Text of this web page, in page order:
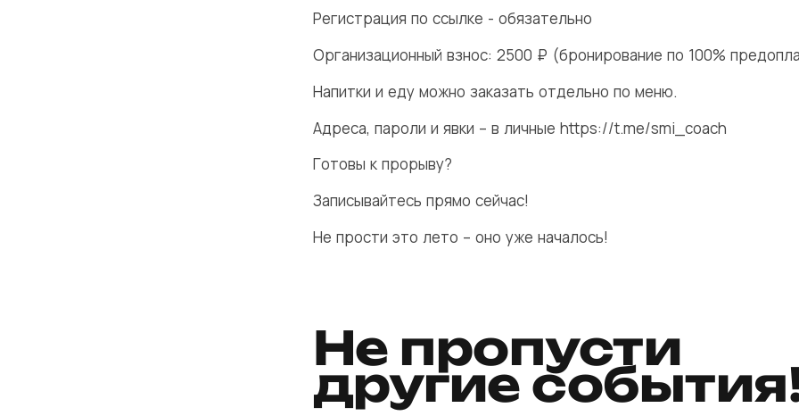
Регистрация по ссылке - обязательно
Организационный взнос: 2500 ₽ (бронирование по 100%
Напитки и еду можно заказать отдельно по меню.
Адреса, пароли и явки – в личные https://t.me/smi_coach
Готовы к прорыву?
Записывайтесь прямо сейчас!
Не прости это лето – оно уже началось!
Не пропусти
другие